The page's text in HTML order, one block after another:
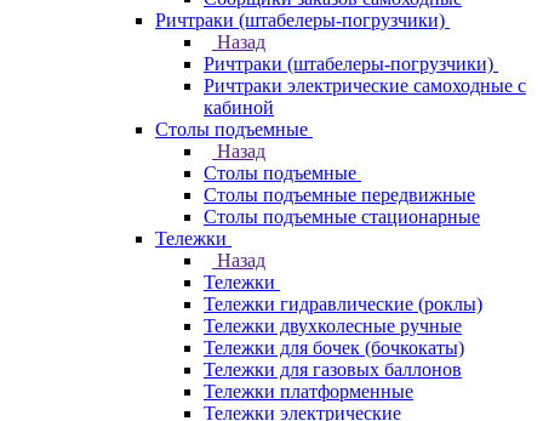
Ричтраки (штабелеры-погрузчики)
Назад
Ричтраки (штабелеры-погрузчики)
Ричтраки электрические самоходные с
кабиной
Столы подъемные
Назад
Столы подъемные
Столы подъемные передвижные
Столы подъемные стационарные
Тележки
Назад
Тележки
Тележки гидравлические (роклы)
Тележки двухколесные ручные
Тележки для бочек (бочкокаты)
Тележки для газовых баллонов
Тележки платформенные
Тележки электрические